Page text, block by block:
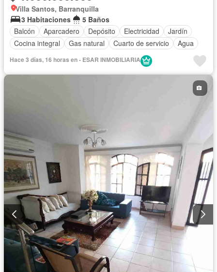
Villa Santos, Barranquilla
3 Habitaciones
5 Baños
Balcón
Aparcadero Depósito Electricidad
Jardín
Cocina integral
Gas natural Cuarto de servicio Agua
Hace 3 días, 16 horas en - ESAR INMOBILIARIA